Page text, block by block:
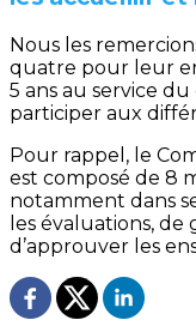
Nous les
quatre pour leur
5 ans au service
participer aux
Pour rappel, le
est composé de 8
notamment dans
les évaluations,
d’approuver les